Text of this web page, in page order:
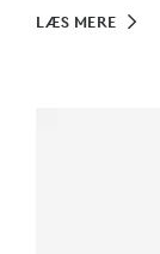
LÆS MERE